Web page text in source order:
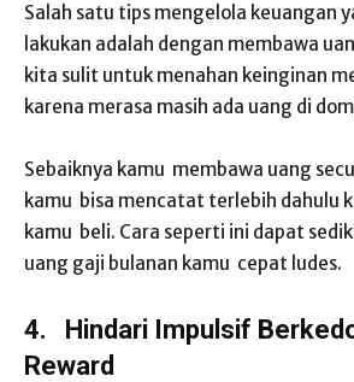
Salah satu tips mengelola keuangan
lakukan adalah dengan membawa
kita sulit untuk menahan keinginan
karena merasa masih ada uang di
Sebaiknya kamu membawa uang
kamu bisa mencatat terlebih dahulu
kamu beli. Cara seperti ini dapat
uang gaji bulanan kamu cepat ludes.
4. Hindari Impulsif
Reward